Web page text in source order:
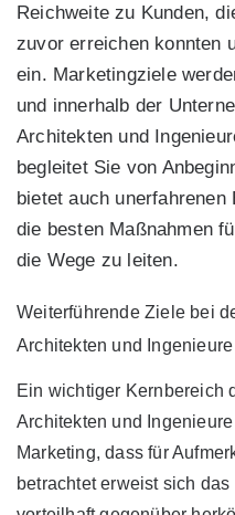
Reichweite zu Kunden,
zuvor erreichen konnten
ein. Marketingziele
und innerhalb der
Architekten und
begleitet Sie von
bietet auch unerfahrenen
die besten Maßnahmen
die Wege zu leiten.
Weiterführende Ziele bei
Architekten und
Ein wichtiger Kernbereich
Architekten und
Marketing, dass für
betrachtet erweist sich